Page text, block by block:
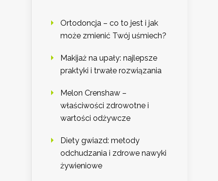
Ortodoncja – co to jest i jak
może zmienić Twój uśmiech?
Makijaż na upały: najlepsze
praktyki i trwałe rozwiązania
Melon Crenshaw –
właściwości zdrowotne i
wartości odżywcze
Diety gwiazd: metody
odchudzania i zdrowe nawyki
żywieniowe